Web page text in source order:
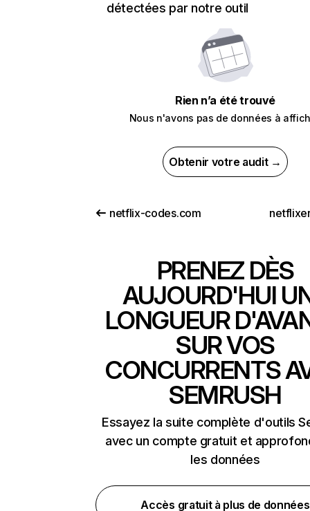
détectées par notre outil
Rien n’a été trouvé
Nous n'avons pas de données à
Obtenir votre audit →
netflix-codes.com
PRENEZ DÈS
AUJOURD'HUI
LONGUEUR
SUR VOS
CONCURRENTS
SEMRUSH
Essayez la suite complète d'outils
avec un compte gratuit et
les données
Accès gratuit à plus de données